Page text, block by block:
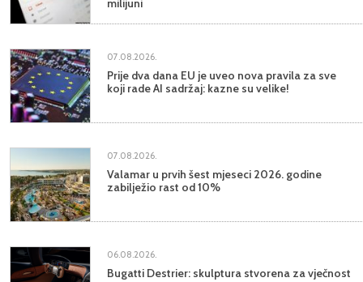
milijuni
07.08.2026.
Prije dva dana EU je uveo nova pravila za sve
koji rade AI sadržaj: kazne su velike!
07.08.2026.
Valamar u prvih šest mjeseci 2026. godine
zabilježio rast od 10%
06.08.2026.
Bugatti Destrier: skulptura stvorena za vječnost